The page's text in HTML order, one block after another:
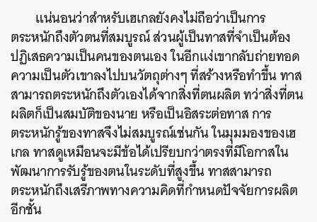
แน่นอนว่าสำหรับเฮเกลยังคงไม่ถือว่าเป็นการ
ตระหนักถึงตัวตนที่สมบูรณ์ ส่วนผู้เป็นทาสที่จำเป็นต้อง
ปฏิเสธความเป็นคนของตนเอง ในอีกแง่เขากลับถ่ายทอด
ความเป็นตัวเขาลงไปบนวัตถุต่างๆ ที่สร้างหรือทำขึ้น ทาส
สามารถตระหนักถึงตัวเองได้จากสิ่งที่ตนผลิต ทว่าสิ่งที่ตน
ผลิตก็เป็นสมบัติของนาย หรือเป็นอิสระต่อทาส การ
ตระหนักรู้ของทาสจึงไม่สมบูรณ์เช่นกัน ในมุมมองของเฮ
เกล ทาสดูเหมือนจะมีข้อได้เปรียบกว่าตรงที่มีโอกาสใน
พัฒนาการรับรู้ของตนในระดับที่สูงขึ้น ทาสสามารถ
ตระหนักถึงเสรีภาพทางความคิดที่กำหนดปัจจัยการผลิต
อีกชั้น